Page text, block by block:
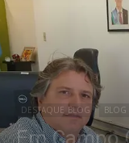
DESTAQUE_BLOG BLOG
Em Campo